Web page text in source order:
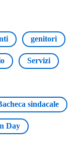
genitori
Servizi
sindacale
Day